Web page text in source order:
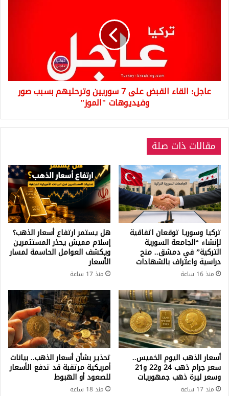
صور
وفيديوهات
عاجل: القاء القبض على 7 سوريين وترحليهم بسبب صور
وفيديوهات "الموز"
مقالات ذات صلة
تركيا وسوريا توقعان اتفاقية
لإنشاء “الجامعة السورية
التركية” في دمشق.. منح
دراسية واعتراف بالشهادات
منذ 16 ساعة
هل يستمر ارتفاع أسعار الذهب؟
إسلام مميش يحذر المستثمرين
ويكشف العوامل الحاسمة لمسار
الأسعار
منذ 17 ساعة
أسعار الذهب اليوم الخميس..
سعر جرام ذهب 24 و22 و21
وسعر ليرة ذهب جمهوريات
منذ 17 ساعة
تحذير بشأن أسعار الذهب.. بيانات
أمريكية مرتقبة قد تدفع الأسعار
للصعود أو الهبوط
منذ 18 ساعة